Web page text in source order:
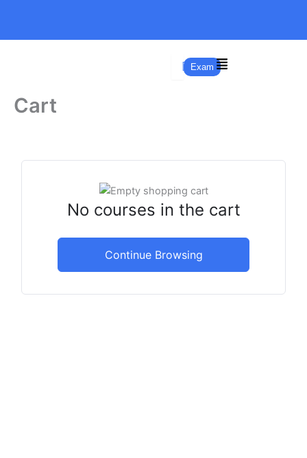
content
Exam
Cart
No courses in the cart
Continue Browsing